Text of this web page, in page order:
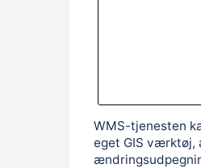
WMS-tjenesten
eget GIS